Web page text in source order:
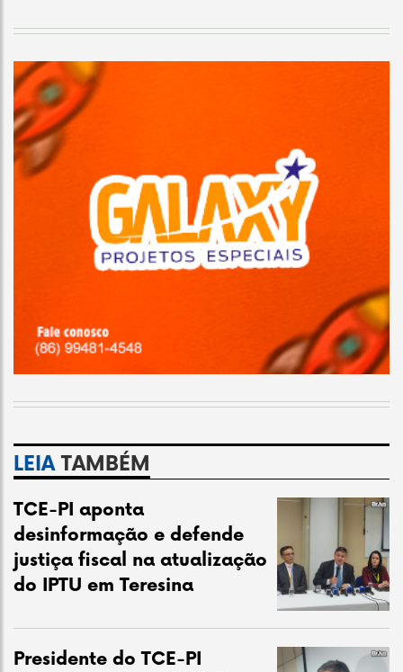
LEIATAMBÉM
TCE-PI aponta
desinformação e defende
justiça fiscal na atualização
do IPTU em Teresina
Presidente do TCE-PI